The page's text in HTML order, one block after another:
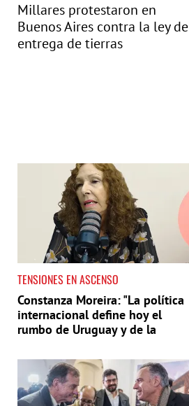
Millares protestaron en
Buenos Aires contra la ley de
entrega de tierras
TENSIONES EN ASCENSO
Constanza Moreira: "La política
internacional define hoy el
rumbo de Uruguay y de la